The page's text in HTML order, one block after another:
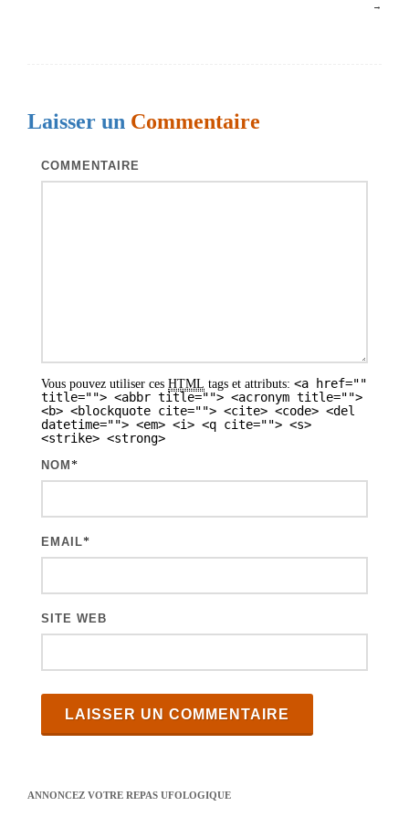
t
→
Laisser un Commentaire
COMMENTAIRE
Vous pouvez utiliser ces HTML tags et attributs: <a href=""
title=""> <abbr title=""> <acronym title="">
<b> <blockquote cite=""> <cite> <code> <del
datetime=""> <em> <i> <q cite=""> <s>
<strike> <strong>
NOM *
EMAIL*
SITE WEB
ANNONCEZ VOTRE REPAS UFOLOGIQUE